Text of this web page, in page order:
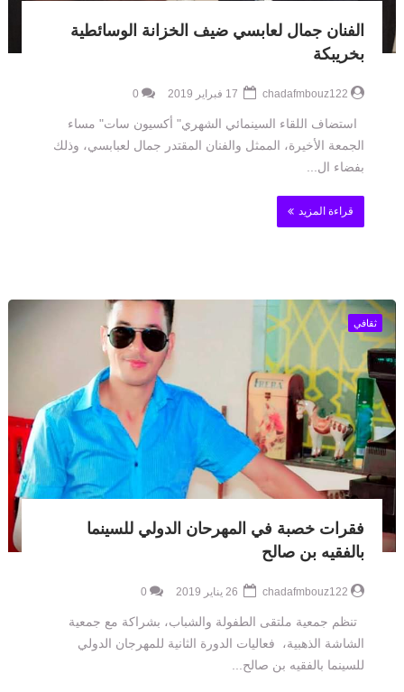
الفنان جمال لعابسي ضيف الخزانة الوسائطية
بخريبكة
chadafmbouz122
0
استضاف اللقاء السينمائي الشهري" أكسيون سات" مساء
الجمعة الأخيرة، الممثل والفنان المقتدر جمال لعبابسي، وذلك
بفضاء ال...
قراءة المزيد
ثقافي
فقرات خصبة في المهرحان الدولي للسينما
بالفقيه بن صالح
chadafmbouz122
0
تنظم جمعية ملتقى الطفولة والشباب، بشراكة مع جمعية
الشاشة الذهبية، فعاليات الدورة الثانية للمهرجان الدولي
للسينما بالفقيه بن صالح...